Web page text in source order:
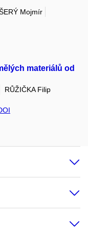
Mojmír
materiálů od
RŮŽIČKA Filip